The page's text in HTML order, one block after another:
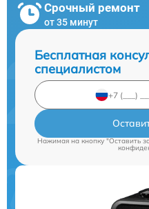
Срочный ремонт
от 35 минут
Бесплатная
специалистом
Нажимая на кнопку "Оставить